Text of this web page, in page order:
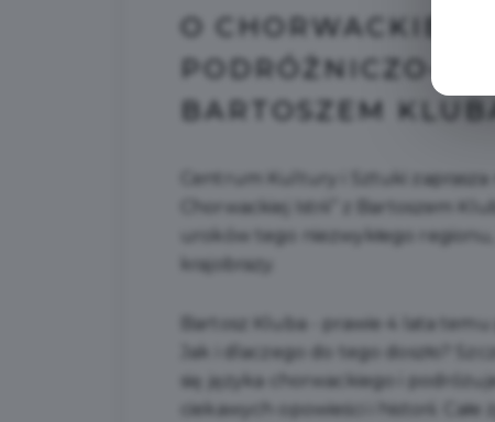
O CHORWACKIEJ
PODRÓŻNICZO-
BARTOSZEM
Centrum Kultury i Sztuki
Chorwackiej Istrii” z Bartoszem
uroków tego niezwykłego
krajobrazy.
Bartosz Kluba - prawie 4 lata temu
Jak i dlaczego do tego doszło?
się języka chorwackiego i
ciekawych opowieści i historii.